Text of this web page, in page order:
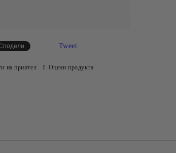
Tweet
на приятел Оцени продукта